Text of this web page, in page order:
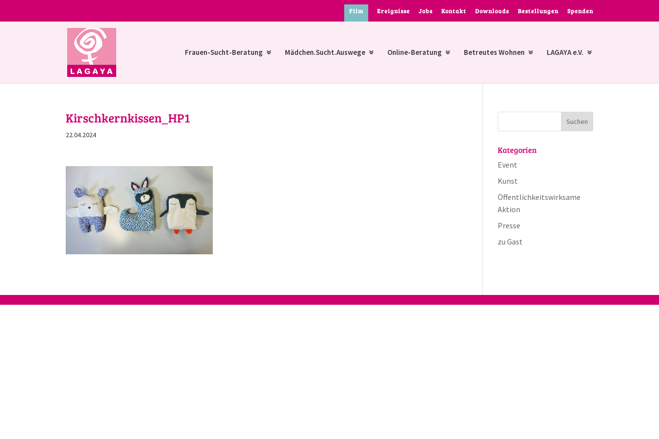
Film Ereignisse Jobs Kontakt Downloads Bestellungen Spenden
Frauen-Sucht-Beratung Mädchen.Sucht.Auswege Online-Beratung Betreutes Wohnen LAGAYA e.V.
Kirschkernkissen_HP1
22.04.2024
Kategorien
Event
Kunst
Öffentlichkeitswirksame
Aktion
Presse
zu Gast